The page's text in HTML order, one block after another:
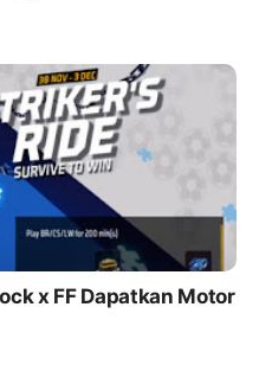
x FF Dapatkan Motor